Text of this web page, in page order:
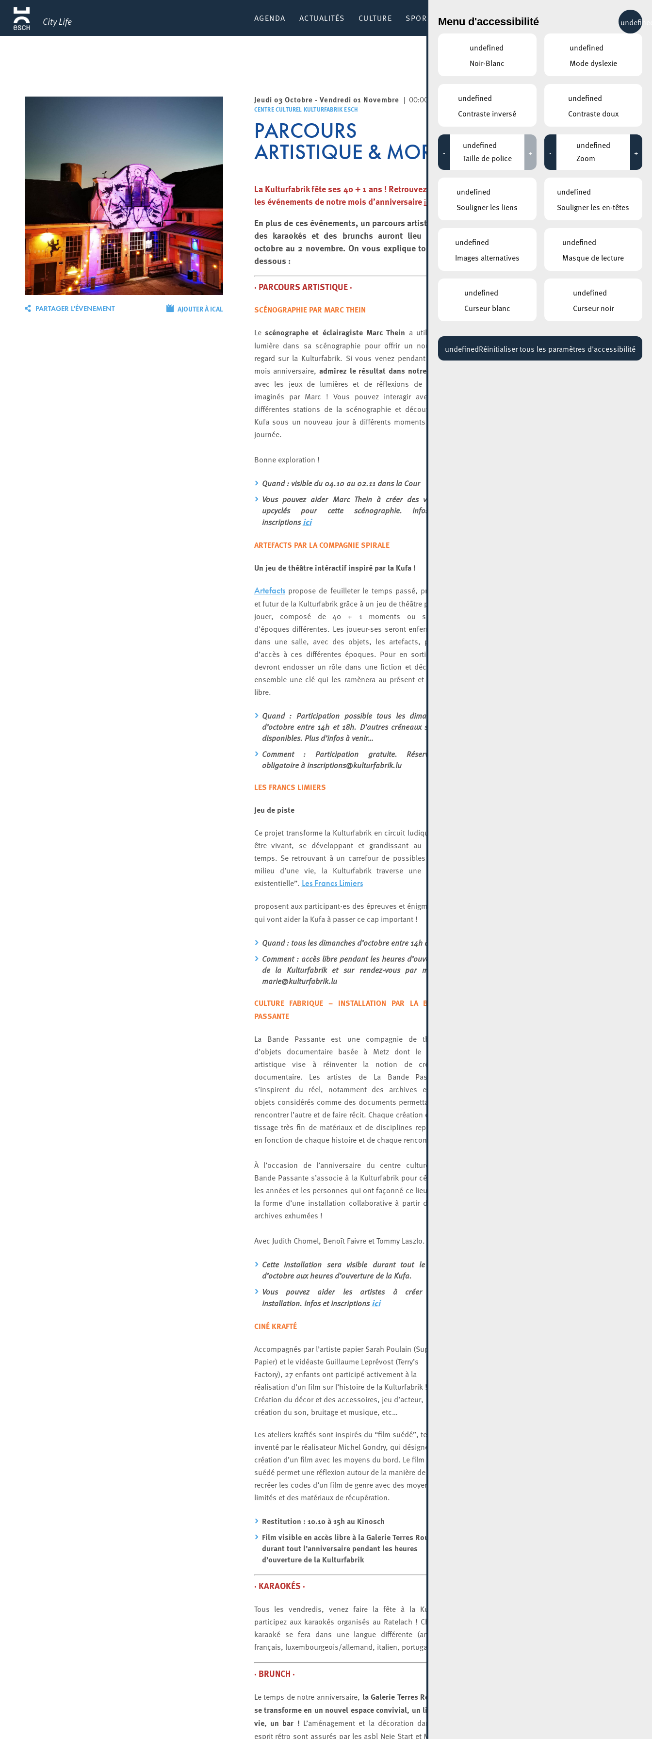
City Life AGENDA ACTUALITÉS CULTURE SPORT & RÉCRÉATION MOBILITÉ
AJOUTER À ICAL
PARTAGER L'ÉVENEMENT
Jeudi 03 Octobre - Vendredi 01 Novembre 00:00
CENTRE CULTUREL KULTURFABRIK ESCH
PARCOURS
ARTISTIQUE & MORE
La Kulturfabrik fête ses 40 + 1 ans ! Retrouvez tous
les événements de notre mois d’anniversaire ici
En plus de ces événements, un parcours artistique,
des karaokés et des brunchs auront lieu du 4
octobre au 2 novembre. On vous expliquetout ci-
dessous :
· PARCOURS ARTISTIQUE ·
SCÉNOGRAPHIE PAR MARC THEIN
Le scénographe et éclairagiste Marc Thein a utilisé la
lumière dans sa scénographie pour offrir un nouveau
regard sur la Kulturfabrik. Si vous venez pendant notre
mois anniversaire, admirez le résultat dans notre cour
avec les jeux de lumières et de réflexions de miroir
imaginés par Marc ! Vous pouvez interagir avec les
différentes stations de la scénographie et découvrir la
Kufa sous un nouveau jour à différents moments de la
journée.
Bonne exploration !
Quand : visible du 04.10 au 02.11 dans la Cour
Vous pouvez aider Marc Thein à créer des vitraux
upcyclés pour cette scénographie. Infos et
inscriptionsici
ARTEFACTS PAR LA COMPAGNIE SPIRALE
Un jeu de théâtre intéractif inspiré par la Kufa !
Artefactspropose de feuilleter le temps passé, présent
et futur de la Kulturfabrik grâce à un jeu de théâtre prêt-à-
jouer, composé de 40 + 1 moments ou scènes
d’époques différentes. Les joueur·ses seront enfermé·es
dans une salle, avec des objets, les artefacts, portes
d’accès à ces différentes époques. Pour en sortir, iels
devront endosser un rôle dans une fiction et découvrir
ensemble une clé qui les ramènera au présent et à l’air
libre.
Quand : Participation possible tous les dimanches
d’octobre entre 14h et 18h. D’autres créneaux seront
disponibles. Plus d’infos à venir…
Comment : Participation gratuite. Réservation
obligatoire à inscriptions@kulturfabrik.lu
LES FRANCS LIMIERS
Jeu de piste
Ce projet transforme la Kulturfabrik en circuit ludique, un
être vivant, se développant et grandissant au fil du
temps. Se retrouvant à un carrefour de possibles et au
milieu d’une vie, la Kulturfabrik traverse une “crise
existentielle”. Les Francs Limiers
proposent aux participant·es des épreuves et énigmes
qui vont aider la Kufa à passer ce cap important !
Quand : tous les dimanches d’octobre entre 14h à 18h
Comment : accès libre pendant les heures d’ouverture
de la Kulturfabrik et sur rendez-vous par mail à
marie@kulturfabrik.lu
CULTURE FABRIQUE – INSTALLATION PAR LA BANDE
PASSANTE
La Bande Passante est une compagnie de théâtre
d’objets documentaire basée à Metz dont le projet
artistique vise à réinventer la notion de création
documentaire. Les artistes de La Bande Passante
s’inspirent du réel, notamment des archives et des
objets considérés comme des documents permettant de
rencontrer l’autre et de faire récit. Chaque création est un
tissage très fin de matériaux et de disciplines repensés
en fonction de chaque histoire et de chaque rencontre.
À l’occasion de l’anniversaire du centre culturel, La
Bande Passante s’associe à la Kulturfabrik pour célébrer
les années et les personnes qui ont façonné ce lieu sous
la forme d’une installation collaborative à partir de ses
archives exhumées !
Avec Judith Chomel, Benoît Faivre et Tommy Laszlo.
Cette installation sera visible durant tout le
d’octobre aux heures d’ouverture de la Kufa.
Vous pouvez aider les artistes à créer cette
installation. Infos et inscriptionsici
CINÉ KRAFTÉ
Accompagnés par l’artiste papier Sarah Poulain (Super
Papier) et le vidéaste Guillaume Leprévost (Terry’s
Factory), 27 enfants ont participé activement à la
réalisation d’un film sur l’histoire de la Kulturfabrik !
Création du décor et des accessoires, jeu d’acteur,
création du son, bruitage et musique, etc…
Les ateliers kraftés sont inspirés du “film suédé”, terme
inventé par le réalisateur Michel Gondry, qui désigne la
création d’un film avec les moyens du bord. Le film
suédé permet une réflexion autour de la manière de
recréer les codes d’un film de genre avec des moyens
limités et des matériaux de récupération.
Restitution : 10.10 à 15h au Kinosch
Film visible en accès libre à la Galerie Terres Rouges
durant tout l’anniversaire pendant les heures
d’ouverture de la Kulturfabrik
· KARAOKÉS ·
Tous les vendredis, venez faire la fête à la Kufa et
participez aux karaokés organisés au Ratelach ! Chaque
karaoké se fera dans une langue différente (anglais,
français, luxembourgeois/allemand, italien, portugais).
· BRUNCH ·
Le temps de notre anniversaire, la Galerie Terres Rouges
se transformeen un nouvel espace convivial, un lieu de
vie, un bar ! L’aménagement et la décoration dans un
esprit rétro sont assurés par les asbl Neie Start et Mamie
AUTRES ÉVÉNEMENTS
Bezéiung an der Babyzäit
KONSCHTHAL ESCH
Führung der Ausstellungen
– speziell Feiertag
LUXEMBOURG
AUTRES ÉVÉNEMENTS
Flânerie poétique à Esch-
16 octobre 2026
Guided tour of the Blast
Furnace and the City of
16°C
Menu d'accessibilité
undefined
Noir-Blanc
undefined
Mode dyslexie
undefined
Contraste inversé
undefined
Contraste doux
-
undefined
Taille de police
+ -
undefined
Zoom
+
undefined
Souligner les liens
undefined
Souligner les en-têtes
undefined
Images alternatives
undefined
Masque de lecture
undefined
Curseur blanc
undefined
Curseur noir
undefinedRéinitialiser tous les paramètres d'accessibilité